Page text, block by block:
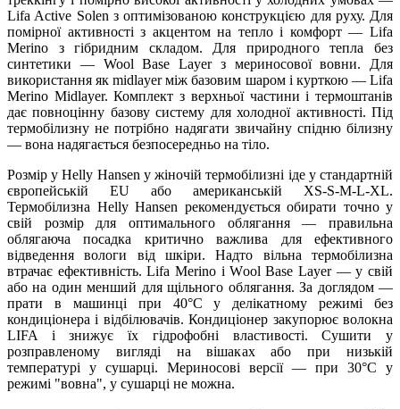
Lifa Active Solen з оптимізованою конструкцією для руху. Для
помірної активності з акцентом на тепло і комфорт — Lifa
Merino з гібридним складом. Для природного тепла без
синтетики — Wool Base Layer з мериносової вовни. Для
використання як midlayer між базовим шаром і курткою — Lifa
Merino Midlayer. Комплект з верхньої частини і термоштанів
дає повноцінну базову систему для холодної активності. Під
термобілизну не потрібно надягати звичайну спідню білизну
— вона надягається безпосередньо на тіло.
Розмір у Helly Hansen у жіночій термобілизні іде у стандартній
європейській EU або американській XS-S-M-L-XL.
Термобілизна Helly Hansen рекомендується обирати точно у
свій розмір для оптимального облягання — правильна
облягаюча посадка критично важлива для ефективного
відведення вологи від шкіри. Надто вільна термобілизна
втрачає ефективність. Lifa Merino і Wool Base Layer — у свій
або на один менший для щільного облягання. За доглядом —
прати в машинці при 40°C у делікатному режимі без
кондиціонера і відбілювачів. Кондиціонер закупорює волокна
LIFA і знижує їх гідрофобні властивості. Сушити у
розправленому вигляді на вішаках або при низькій
температурі у сушарці. Мериносові версії — при 30°C у
режимі "вовна", у сушарці не можна.